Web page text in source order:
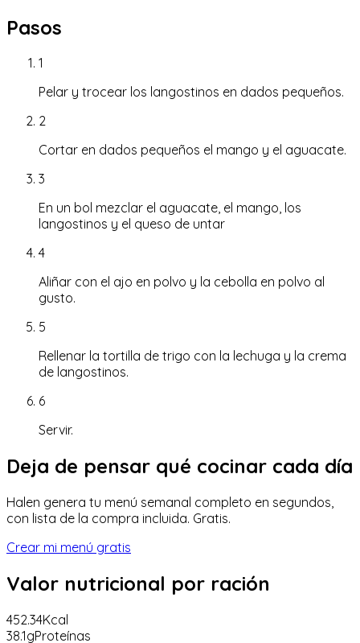
Pasos
1
Pelar y trocear los langostinos en dados pequeños.
2
Cortar en dados pequeños el mango y el aguacate.
3
En un bol mezclar el aguacate, el mango, los
langostinos y el queso de untar
4
Aliñar con el ajo en polvo y la cebolla en polvo al
gusto.
5
Rellenar la tortilla de trigo con la lechuga y la crema
de langostinos.
6
Servir.
Deja de pensar qué cocinar cada día
Halen genera tu menú semanal completo en segundos,
con lista de la compra incluida. Gratis.
Crear mi menú gratis
Valor nutricional por ración
452.34Kcal
38.1gProteínas